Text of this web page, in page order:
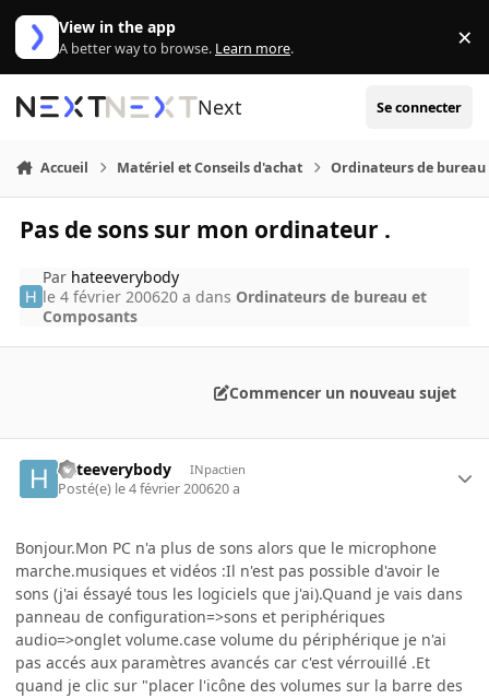
Aller au contenu
View in the app
A better way to browse. Learn more. ×
Next Se connecter
Accueil Matériel et Conseils d'achat Ordinateurs de bureau
Pas de sons sur mon ordinateur .
Par hateeverybody
le 4 février 200620 a dans Ordinateurs de bureau et
Composants
Commencer un nouveau sujet
hateeverybody INpactien
Posté(e) le 4 février 200620 a
Bonjour.Mon PC n'a plus de sons alors que le microphone
marche.musiques et vidéos :Il n'est pas possible d'avoir le
sons (j'ai éssayé tous les logiciels que j'ai).Quand je vais dans
panneau de configuration=>sons et periphériques
audio=>onglet volume.case volume du périphérique je n'ai
pas accés aux paramètres avancés car c'est vérrouillé .Et
quand je clic sur "placer l'icône des volumes sur la barre des